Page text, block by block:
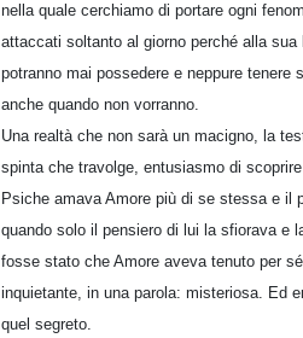
nella quale cerchiamo di portare ogni
attaccati soltanto al giorno perché alla
potranno mai possedere e neppure
anche quando non vorranno.
Una realtà che non sarà un macigno, la
spinta che travolge, entusiasmo di
Psiche amava Amore più di se stessa e il
quando solo il pensiero di lui la sfiorava e
fosse stato che Amore aveva tenuto per
inquietante, in una parola: misteriosa. Ed
quel segreto.